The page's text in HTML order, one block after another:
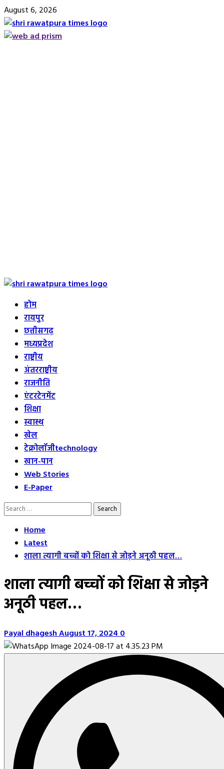
Skip
to
content
August 6, 2026
Primary
होम
रायपुर
छत्तीसगढ़
मध्यप्रदेश
राष्ट्रीय
अंतरराष्ट्रीय
राजनीति
एंटरटेनमेंट
शिक्षा
स्वास्थ
खेल
टेक्नोलॉजीtechnology
खान-पान
Web Stories
E-Paper
Search
Home
Latest
शाला त्यागी बच्चों को शिक्षा से जोड़ने अनूठी पहल…
शाला त्यागी बच्चों को शिक्षा से जोड़ने
अनूठी पहल…
Payal dhageshAugust 17, 20240